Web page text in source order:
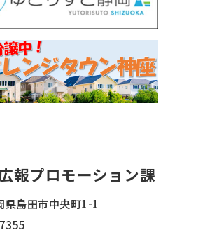
報プロモーション課
島田市中央町1-1